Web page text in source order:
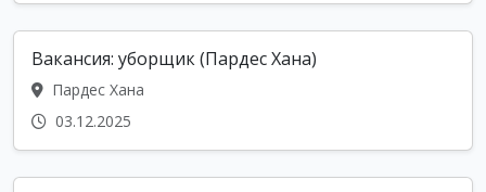
Вакансия: уборщик (Пардес Хана)
Пардес Хана
03.12.2025